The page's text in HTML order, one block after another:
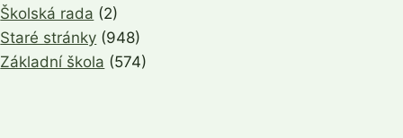
Školská rada (2)
Staré stránky (948)
Základní škola (574)